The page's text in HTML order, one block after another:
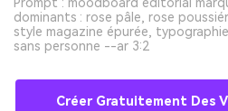
Prompt : moodboard éditorial
dominants : rose pâle, rose
style magazine épurée,
sans personne --ar 3:2
Créer Gratuitement Des